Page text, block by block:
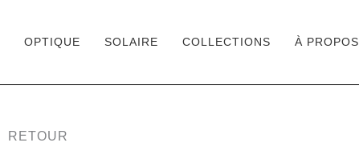
au
OPTIQUE SOLAIRE COLLECTIONS À PROPOS
RETOUR